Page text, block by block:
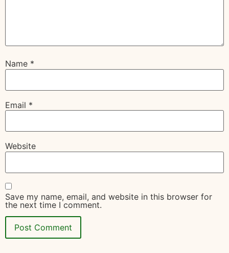
Name *
Email *
Website
Save my name, email, and website in this browser for
the next time I comment.